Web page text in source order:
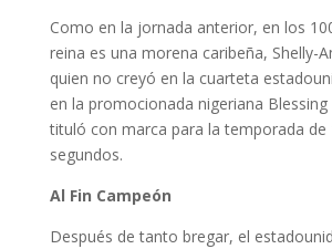
Como en la jornada anterior, en los
reina es una morena caribeña, Shelly-
quien no creyó en la cuarteta
en la promocionada nigeriana Blessing
tituló con marca para la temporada de
segundos.
Al Fin Campeón
Después de tanto bregar, el